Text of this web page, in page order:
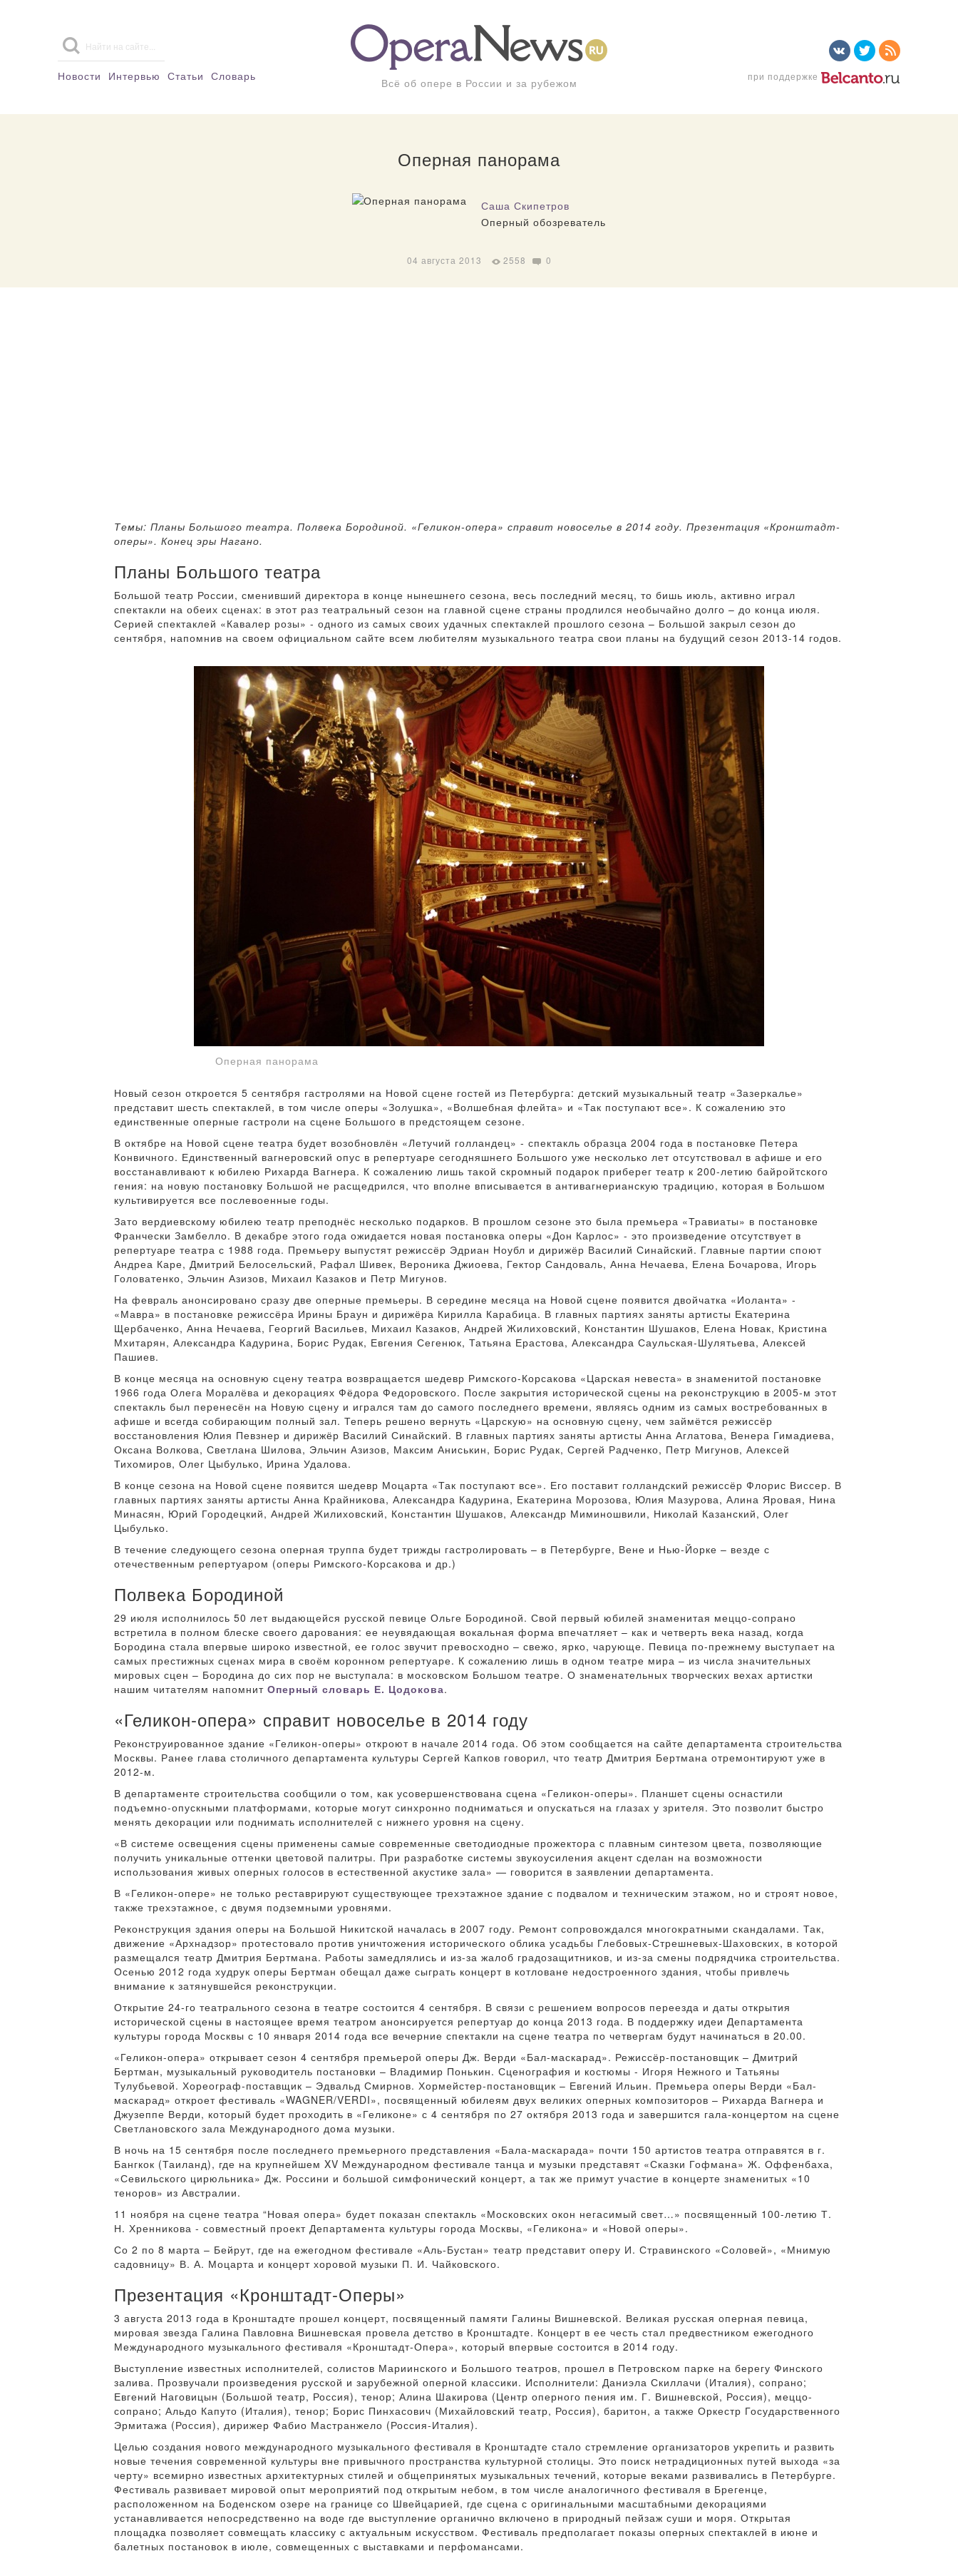
Новости Интервью Статьи Словарь Всё об опере в России и за рубежом при поддержке
Оперная панорама
Саша Скипетров
Оперный обозреватель
04 августа 2013 2558 0
Темы: Планы Большого театра. Полвека Бородиной. «Геликон-опера» справит новоселье в 2014 году. Презентация «Кронштадт-
оперы». Конец эры Нагано.
Планы Большого театра
Большой театр России, сменивший директора в конце нынешнего сезона, весь последний месяц, то бишь июль, активно играл
спектакли на обеих сценах: в этот раз театральный сезон на главной сцене страны продлился необычайно долго – до конца июля.
Серией спектаклей «Кавалер розы» - одного из самых своих удачных спектаклей прошлого сезона – Большой закрыл сезон до
сентября, напомнив на своем официальном сайте всем любителям музыкального театра свои планы на будущий сезон 2013-14 годов.
Оперная панорама
Новый сезон откроется 5 сентября гастролями на Новой сцене гостей из Петербурга: детский музыкальный театр «Зазеркалье»
представит шесть спектаклей, в том числе оперы «Золушка», «Волшебная флейта» и «Так поступают все». К сожалению это
единственные оперные гастроли на сцене Большого в предстоящем сезоне.
В октябре на Новой сцене театра будет возобновлён «Летучий голландец» - спектакль образца 2004 года в постановке Петера
Конвичного. Единственный вагнеровский опус в репертуаре сегодняшнего Большого уже несколько лет отсутствовал в афише и его
восстанавливают к юбилею Рихарда Вагнера. К сожалению лишь такой скромный подарок приберег театр к 200-летию байройтского
гения: на новую постановку Большой не расщедрился, что вполне вписывается в антивагнерианскую традицию, которая в Большом
культивируется все послевоенные годы.
Зато вердиевскому юбилею театр преподнёс несколько подарков. В прошлом сезоне это была премьера «Травиаты» в постановке
Франчески Замбелло. В декабре этого года ожидается новая постановка оперы «Дон Карлос» - это произведение отсутствует в
репертуаре театра с 1988 года. Премьеру выпустят режиссёр Эдриан Ноубл и дирижёр Василий Синайский. Главные партии споют
Андреа Каре, Дмитрий Белосельский, Рафал Шивек, Вероника Джиоева, Гектор Сандоваль, Анна Нечаева, Елена Бочарова, Игорь
Головатенко, Эльчин Азизов, Михаил Казаков и Петр Мигунов.
На февраль анонсировано сразу две оперные премьеры. В середине месяца на Новой сцене появится двойчатка «Иоланта» -
«Мавра» в постановке режиссёра Ирины Браун и дирижёра Кирилла Карабица. В главных партиях заняты артисты Екатерина
Щербаченко, Анна Нечаева, Георгий Васильев, Михаил Казаков, Андрей Жилиховский, Константин Шушаков, Елена Новак, Кристина
Мхитарян, Александра Кадурина, Борис Рудак, Евгения Сегенюк, Татьяна Ерастова, Александра Саульская-Шулятьева, Алексей
Пашиев.
В конце месяца на основную сцену театра возвращается шедевр Римского-Корсакова «Царская невеста» в знаменитой постановке
1966 года Олега Моралёва и декорациях Фёдора Федоровского. После закрытия исторической сцены на реконструкцию в 2005-м этот
спектакль был перенесён на Новую сцену и игрался там до самого последнего времени, являясь одним из самых востребованных в
афише и всегда собирающим полный зал. Теперь решено вернуть «Царскую» на основную сцену, чем займётся режиссёр
восстановления Юлия Певзнер и дирижёр Василий Синайский. В главных партиях заняты артисты Анна Аглатова, Венера Гимадиева,
Оксана Волкова, Светлана Шилова, Эльчин Азизов, Максим Аниськин, Борис Рудак, Сергей Радченко, Петр Мигунов, Алексей
Тихомиров, Олег Цыбулько, Ирина Удалова.
В конце сезона на Новой сцене появится шедевр Моцарта «Так поступают все». Его поставит голландский режиссёр Флорис Виссер. В
главных партиях заняты артисты Анна Крайникова, Александра Кадурина, Екатерина Морозова, Юлия Мазурова, Алина Яровая, Нина
Минасян, Юрий Городецкий, Андрей Жилиховский, Константин Шушаков, Александр Миминошвили, Николай Казанский, Олег
Цыбулько.
В течение следующего сезона оперная труппа будет трижды гастролировать – в Петербурге, Вене и Нью-Йорке – везде с
отечественным репертуаром (оперы Римского-Корсакова и др.)
Полвека Бородиной
29 июля исполнилось 50 лет выдающейся русской певице Ольге Бородиной. Свой первый юбилей знаменитая меццо-сопрано
встретила в полном блеске своего дарования: ее неувядающая вокальная форма впечатляет – как и четверть века назад, когда
Бородина стала впервые широко известной, ее голос звучит превосходно – свежо, ярко, чарующе. Певица по-прежнему выступает на
самых престижных сценах мира в своём коронном репертуаре. К сожалению лишь в одном театре мира – из числа значительных
мировых сцен – Бородина до сих пор не выступала: в московском Большом театре. О знаменательных творческих вехах артистки
нашим читателям напомнит Оперный словарь Е. Цодокова.
«Геликон-опера» справит новоселье в 2014 году
Реконструированное здание «Геликон-оперы» откроют в начале 2014 года. Об этом сообщается на сайте департамента строительства
Москвы. Ранее глава столичного департамента культуры Сергей Капков говорил, что театр Дмитрия Бертмана отремонтируют уже в
2012-м.
В департаменте строительства сообщили о том, как усовершенствована сцена «Геликон-оперы». Планшет сцены оснастили
подъемно-опускными платформами, которые могут синхронно подниматься и опускаться на глазах у зрителя. Это позволит быстро
менять декорации или поднимать исполнителей с нижнего уровня на сцену.
«В системе освещения сцены применены самые современные светодиодные прожектора с плавным синтезом цвета, позволяющие
получить уникальные оттенки цветовой палитры. При разработке системы звукоусиления акцент сделан на возможности
использования живых оперных голосов в естественной акустике зала» — говорится в заявлении департамента.
В «Геликон-опере» не только реставрируют существующее трехэтажное здание с подвалом и техническим этажом, но и строят новое,
также трехэтажное, с двумя подземными уровнями.
Реконструкция здания оперы на Большой Никитской началась в 2007 году. Ремонт сопровождался многократными скандалами. Так,
движение «Архнадзор» протестовало против уничтожения исторического облика усадьбы Глебовых-Стрешневых-Шаховских, в которой
размещался театр Дмитрия Бертмана. Работы замедлялись и из-за жалоб градозащитников, и из-за смены подрядчика строительства.
Осенью 2012 года худрук оперы Бертман обещал даже сыграть концерт в котловане недостроенного здания, чтобы привлечь
внимание к затянувшейся реконструкции.
Открытие 24-го театрального сезона в театре состоится 4 сентября. В связи с решением вопросов переезда и даты открытия
исторической сцены в настоящее время театром анонсируется репертуар до конца 2013 года. В поддержку идеи Департамента
культуры города Москвы с 10 января 2014 года все вечерние спектакли на сцене театра по четвергам будут начинаться в 20.00.
«Геликон-опера» открывает сезон 4 сентября премьерой оперы Дж. Верди «Бал-маскарад». Режиссёр-постановщик – Дмитрий
Бертман, музыкальный руководитель постановки – Владимир Понькин. Сценография и костюмы - Игоря Нежного и Татьяны
Тулубьевой. Хореограф-поставщик – Эдвальд Смирнов. Хормейстер-постановщик – Евгений Ильин. Премьера оперы Верди «Бал-
маскарад» откроет фестиваль «WAGNER/VERDI», посвященный юбилеям двух великих оперных композиторов – Рихарда Вагнера и
Джузеппе Верди, который будет проходить в «Геликоне» с 4 сентября по 27 октября 2013 года и завершится гала-концертом на сцене
Светлановского зала Международного дома музыки.
В ночь на 15 сентября после последнего премьерного представления «Бала-маскарада» почти 150 артистов театра отправятся в г.
Бангкок (Таиланд), где на крупнейшем XV Международном фестивале танца и музыки представят «Сказки Гофмана» Ж. Оффенбаха,
«Севильского цирюльника» Дж. Россини и большой симфонический концерт, а так же примут участие в концерте знаменитых «10
теноров» из Австралии.
11 ноября на сцене театра “Новая опера» будет показан спектакль «Московских окон негасимый свет…» посвященный 100-летию Т.
Н. Хренникова - совместный проект Департамента культуры города Москвы, «Геликона» и «Новой оперы».
Со 2 по 8 марта – Бейрут, где на ежегодном фестивале «Аль-Бустан» театр представит оперу И. Стравинского «Соловей», «Мнимую
садовницу» В. А. Моцарта и концерт хоровой музыки П. И. Чайковского.
Презентация «Кронштадт-Оперы»
3 августа 2013 года в Кронштадте прошел концерт, посвященный памяти Галины Вишневской. Великая русская оперная певица,
мировая звезда Галина Павловна Вишневская провела детство в Кронштадте. Концерт в ее честь стал предвестником ежегодного
Международного музыкального фестиваля «Кронштадт-Опера», который впервые состоится в 2014 году.
Выступление известных исполнителей, солистов Мариинского и Большого театров, прошел в Петровском парке на берегу Финского
залива. Прозвучали произведения русской и зарубежной оперной классики. Исполнители: Даниэла Скиллачи (Италия), сопрано;
Евгений Наговицын (Большой театр, Россия), тенор; Алина Шакирова (Центр оперного пения им. Г. Вишневской, Россия), меццо-
сопрано; Альдо Капуто (Италия), тенор; Борис Пинхасович (Михайловский театр, Россия), баритон, а также Оркестр Государственного
Эрмитажа (Россия), дирижер Фабио Мастранжело (Россия-Италия).
Целью создания нового международного музыкального фестиваля в Кронштадте стало стремление организаторов укрепить и развить
новые течения современной культуры вне привычного пространства культурной столицы. Это поиск нетрадиционных путей выхода «за
черту» всемирно известных архитектурных стилей и общепринятых музыкальных течений, которые веками развивались в Петербурге.
Фестиваль развивает мировой опыт мероприятий под открытым небом, в том числе аналогичного фестиваля в Брегенце,
расположенном на Боденском озере на границе со Швейцарией, где сцена с оригинальными масштабными декорациями
устанавливается непосредственно на воде где выступление органично включено в природный пейзаж суши и моря. Открытая
площадка позволяет совмещать классику с актуальным искусством. Фестиваль предполагает показы оперных спектаклей в июне и
балетных постановок в июле, совмещенных с выставками и перфомансами.